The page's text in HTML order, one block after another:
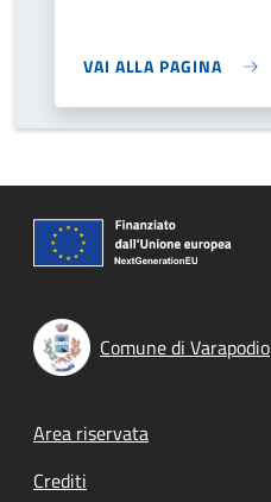
VAI ALLA PAGINA
Comune di Varapodio
Footer menu
Area riservata
Crediti